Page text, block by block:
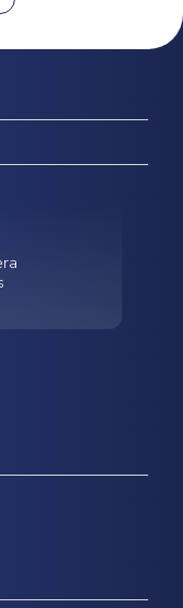
Zentral